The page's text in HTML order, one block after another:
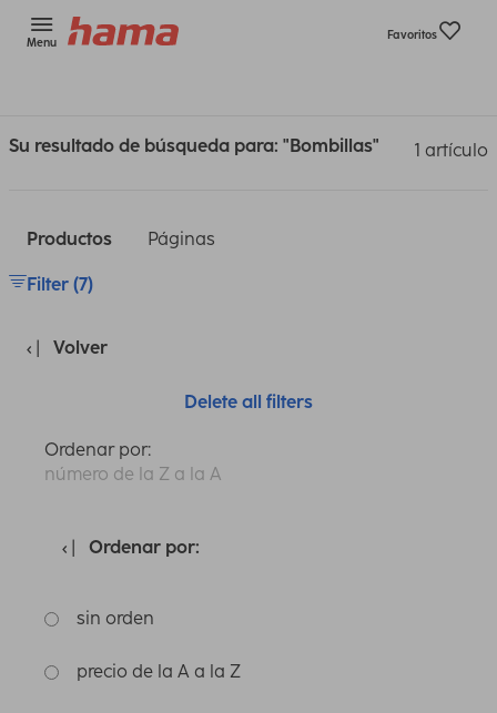
Menu
Favoritos
Su resultado de búsqueda para: "Bombillas" 1 artículo
Productos Páginas
Filter (7)
Volver
Delete all filters
Ordenar por:
número de la Z a la A
Ordenar por:
sin orden
precio de la A a la Z